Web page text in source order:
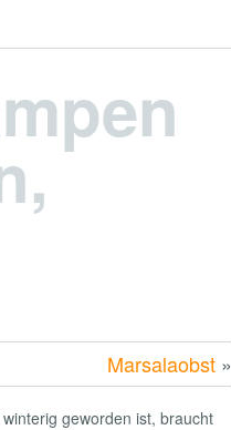
Marsalaobst »
geworden ist, braucht